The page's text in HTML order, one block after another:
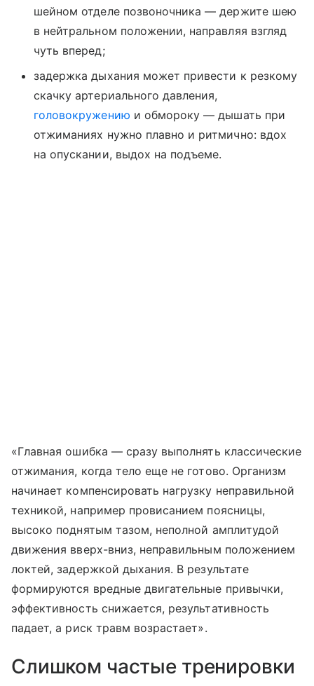
шейном отделе позвоночника — держите шею
в нейтральном положении, направляя взгляд
чуть вперед;
задержка дыхания может привести к резкому
скачку артериального давления,
головокружению и обмороку — дышать при
отжиманиях нужно плавно и ритмично: вдох
на опускании, выдох на подъеме.
«Главная ошибка — сразу выполнять классические
отжимания, когда тело еще не готово. Организм
начинает компенсировать нагрузку неправильной
техникой, например провисанием поясницы,
высоко поднятым тазом, неполной амплитудой
движения вверх-вниз, неправильным положением
локтей, задержкой дыхания. В результате
формируются вредные двигательные привычки,
эффективность снижается, результативность
падает, а риск травм возрастает».
Слишком частые тренировки